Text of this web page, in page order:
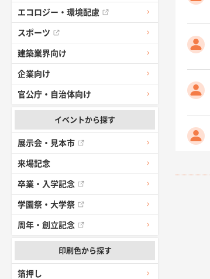
エコロジー・環境配慮
スポーツ
建築業界向け
企業向け
官公庁・自治体向け
イベントから探す
展示会・見本市
来場記念
卒業・入学記念
学園祭・大学祭
周年・創立記念
印刷色から探す
箔押し